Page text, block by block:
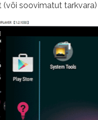
soovimatut tarkvara)